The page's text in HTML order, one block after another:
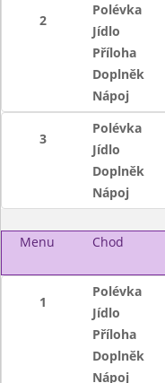
2
Polévka
Jídlo
Příloha
Doplněk
Nápoj
3
Polévka
Jídlo
Doplněk
Nápoj
Menu Chod
1
Polévka
Jídlo
Příloha
Doplněk
Nápoj